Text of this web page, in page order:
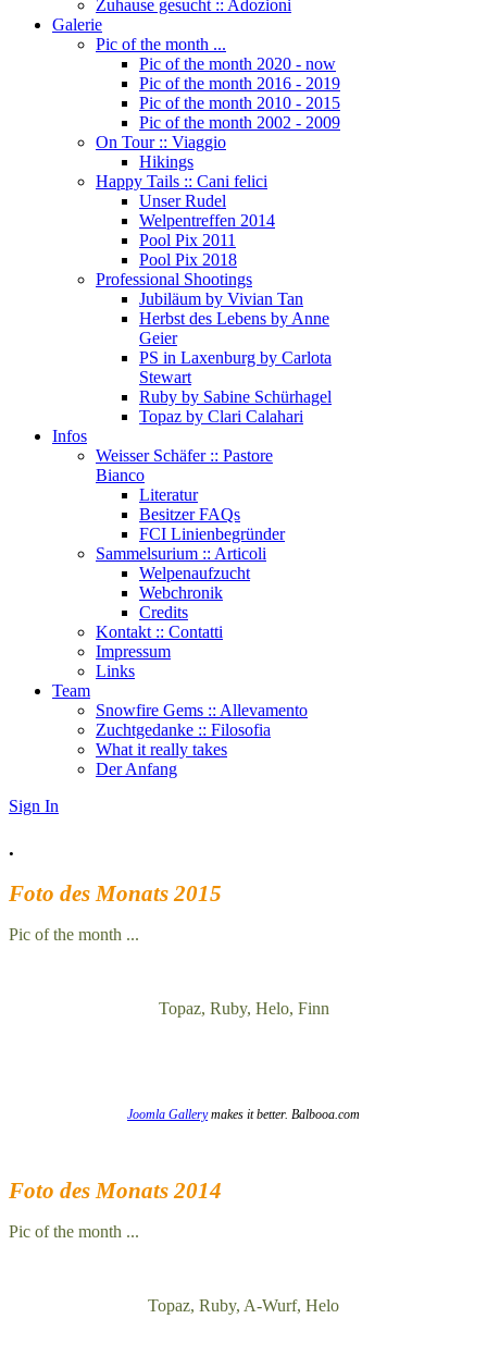
Zuhause gesucht :: Adozioni
Galerie
Pic of the month ...
Pic of the month 2020 - now
Pic of the month 2016 - 2019
Pic of the month 2010 - 2015
Pic of the month 2002 - 2009
On Tour :: Viaggio
Hikings
Happy Tails :: Cani felici
Unser Rudel
Welpentreffen 2014
Pool Pix 2011
Pool Pix 2018
Professional Shootings
Jubiläum by Vivian Tan
Herbst des Lebens by Anne
Geier
PS in Laxenburg by Carlota
Stewart
Ruby by Sabine Schürhagel
Topaz by Clari Calahari
Infos
Weisser Schäfer :: Pastore
Bianco
Literatur
Besitzer FAQs
FCI Linienbegründer
Sammelsurium :: Articoli
Welpenaufzucht
Webchronik
Credits
Kontakt :: Contatti
Impressum
Links
Team
Snowfire Gems :: Allevamento
Zuchtgedanke :: Filosofia
What it really takes
Der Anfang
Sign In
.
Foto des Monats 2015
Pic of the month ...
Topaz, Ruby, Helo, Finn
Joomla Gallerymakes it better. Balbooa.com
Foto des Monats 2014
Pic of the month ...
Topaz, Ruby, A-Wurf, Helo